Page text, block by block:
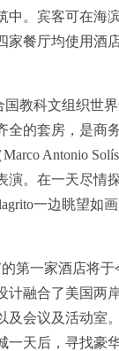
中。宾客可在海
餐厅均使用酒
国教科文组织世
全的套房，是商
Antonio
。在一天尽情
一边眺望如
的第一家酒店将
融合了美国两
会议及活动室。
天后，寻找豪